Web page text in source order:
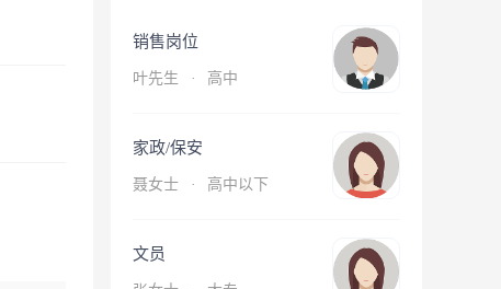
销售岗位
叶先生 · 高中
家政/保安
聂女士 · 高中以下
文员